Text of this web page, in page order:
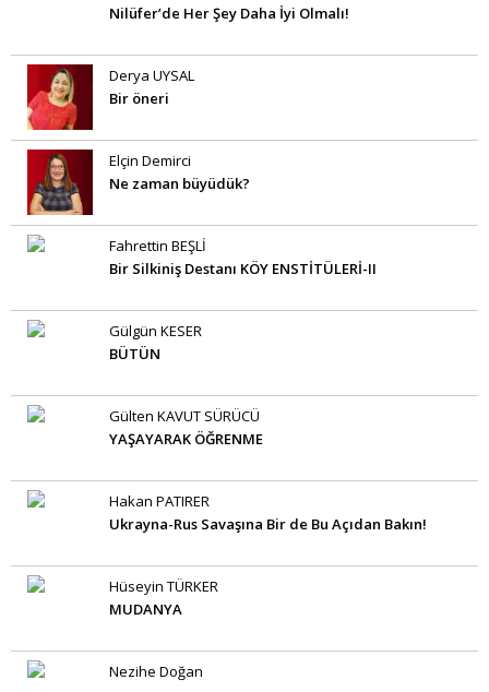
Nilüfer’de Her Şey Daha İyi Olmalı!
Derya UYSAL
Bir öneri
Elçin Demirci
Ne zaman büyüdük?
Fahrettin BEŞLİ
Bir Silkiniş Destanı KÖY ENSTİTÜLERİ-II
Gülgün KESER
BÜTÜN
Gülten KAVUT SÜRÜCÜ
YAŞAYARAK ÖĞRENME
Hakan PATIRER
Ukrayna-Rus Savaşına Bir de Bu Açıdan Bakın!
Hüseyin TÜRKER
MUDANYA
Nezihe Doğan